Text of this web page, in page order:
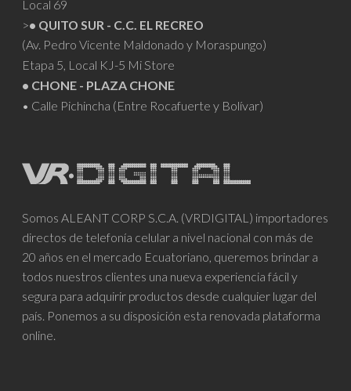
Local 69
>• QUITO SUR - C.C. EL RECREO
(Av. Pedro Vicente Maldonado y Moraspungo)
Etapa 5, Local KJ-5 Mi Store
• CHONE - PLAZA CHONE
• Calle Pichincha (Entre Rocafuerte y Bolívar)
Somos ALEANT CORP S.C.A. (VRDIGITAL) importadores
directos de telefonía celular a nivel nacional con más de
20 años en el mercado Ecuatoriano, queremos brindar a
todos nuestros clientes una nueva experiencia fácil y
segura para adquirir productos desde cualquier lugar del
país. Ponemos a su disposición esta renovada plataforma
online.